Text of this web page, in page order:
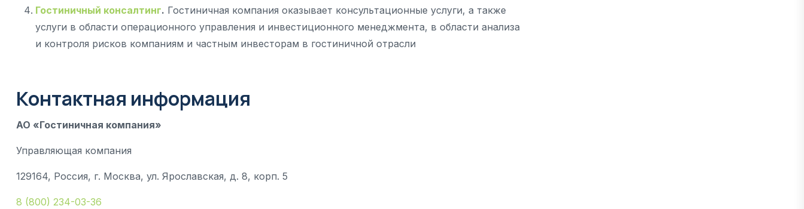
Гостиничный консалтинг. Гостиничная компания оказывает консультационные услуги, а также
услуги в области операционного управления и инвестиционного менеджмента, в области анализа
и контроля рисков компаниям и частным инвесторам в гостиничной отрасли
Контактная информация
АО «Гостиничная компания»
Управляющая компания
129164, Россия, г. Москва, ул. Ярославская, д. 8, корп. 5
8 (800) 234-03-36